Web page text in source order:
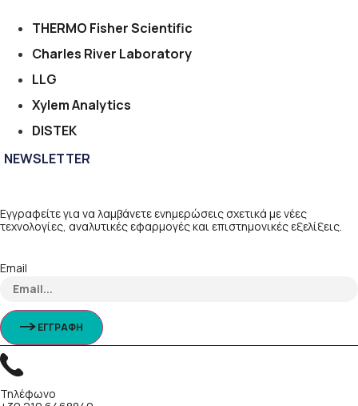
THERMO Fisher Scientific
Charles River Laboratory
LLG
Xylem Analytics
DISTEK
NEWSLETTER
Εγγραφείτε για να λαμβάνετε ενημερώσεις σχετικά με νέες
τεχνολογίες, αναλυτικές εφαρμογές και επιστημονικές εξελίξεις.
Email
ΕΓΓΡΑΦΗ
Τηλέφωνο